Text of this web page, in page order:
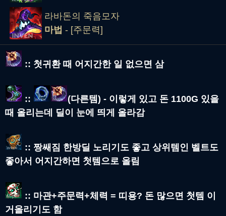
라바돈의 죽음모자
마법 - [주문력]
:: 첫귀환 때 어지간한 일 없으면 삼
::
(다른템) - 이렇게 있고 돈 1100G 있을
때 올리는데 딜이 눈에 띄게 올라감
:: 짱쌔짐 한방딜 노리기도 좋고 상위템인 벨트도
좋아서 어지간하면 첫템으로 올림
:: 마관+주문력+체력 = 띠용? 돈 많으면 첫템 이
거올리기도 함